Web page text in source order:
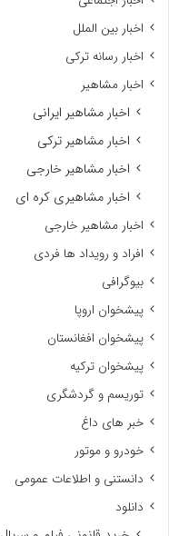
اخبار بین الملل
اخبار رسانه ترکی
اخبار مشاهیر
اخبار مشاهیر ایرانی
اخبار مشاهیر ترکی
اخبار مشاهیر خارجی
اخبار مشاهیری کره ای
اخبار مشاهیر خارجی
افراد و رویداد ها فردی
بیوگرافی
پیشخوان اروپا
پیشخوان افغانستان
پیشخوان ترکیه
توریسم و گردشگری
خبر های داغ
خودرو و موتور
دانستنی و اطلاعات عمومی
دانلود